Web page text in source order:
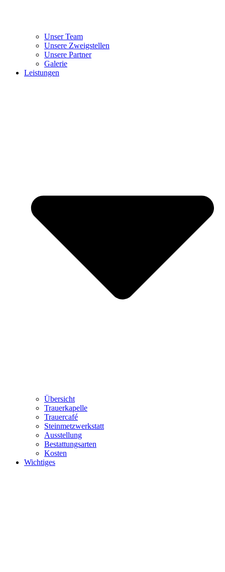
Unser Team
Unsere Zweigstellen
Unsere Partner
Galerie
Leistungen
Übersicht
Trauerkapelle
Trauercafé
Steinmetzwerkstatt
Ausstellung
Bestattungsarten
Kosten
Wichtiges